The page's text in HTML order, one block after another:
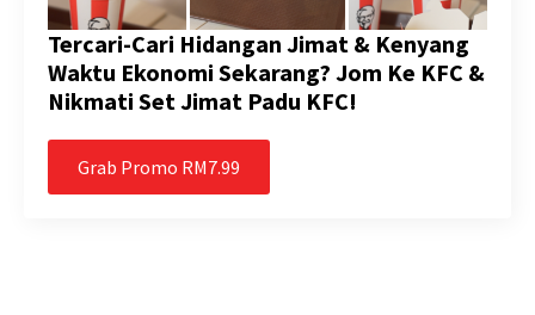
Tercari-Cari Hidangan Jimat & Kenyang
Waktu Ekonomi Sekarang? Jom Ke KFC &
Nikmati Set Jimat Padu KFC!
Grab Promo RM7.99